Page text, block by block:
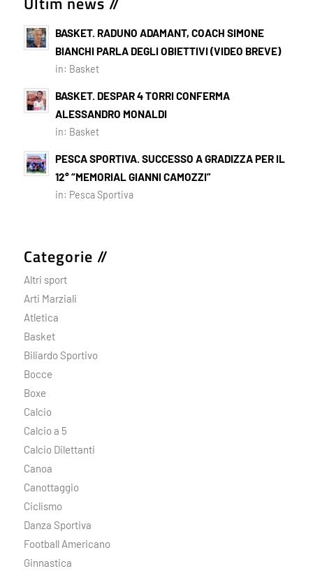
BASKET. RADUNO ADAMANT, COACH SIMONE
BIANCHI PARLA DEGLI OBIETTIVI (VIDEO BREVE)
in: Basket
BASKET. DESPAR 4 TORRI CONFERMA
ALESSANDRO MONALDI
in: Basket
PESCA SPORTIVA. SUCCESSO A GRADIZZA PER IL
12° “MEMORIAL GIANNI CAMOZZI”
in: Pesca Sportiva
Categorie //
Altri sport
Arti Marziali
Atletica
Basket
Biliardo Sportivo
Bocce
Boxe
Calcio
Calcio a 5
Calcio Dilettanti
Canoa
Canottaggio
Ciclismo
Danza Sportiva
Football Americano
Ginnastica